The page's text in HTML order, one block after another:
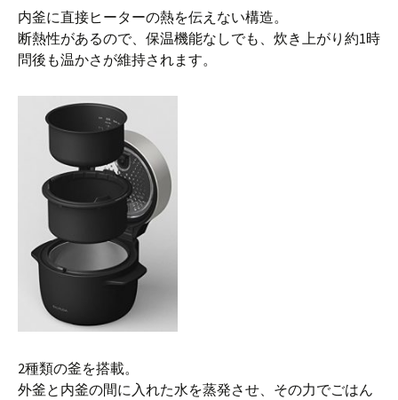
内釜に直接ヒーターの熱を伝えない構造。
断熱性があるので、保温機能なしでも、炊き上がり約1時
問後も温かさが維持されます。
2種類の釜を搭載。
外釜と内釜の間に入れた水を蒸発させ、その力でごはん